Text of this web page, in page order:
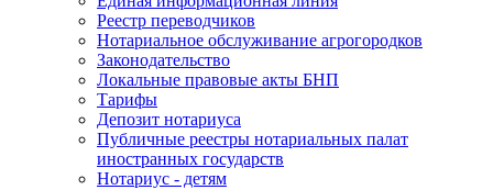
Реестр переводчиков
Нотариальное обслуживание агрогородков
Законодательство
Локальные правовые акты БНП
Тарифы
Депозит нотариуса
Публичные реестры нотариальных палат
иностранных государств
Нотариус - детям